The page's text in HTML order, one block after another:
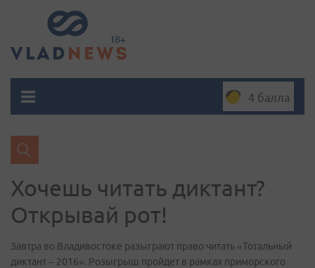
4 балла
Хочешь читать диктант?
Открывай рот!
Завтра во Владивостоке разыграют право читать «Тотальный
диктант – 2016». Розыгрыш пройдет в рамках приморского